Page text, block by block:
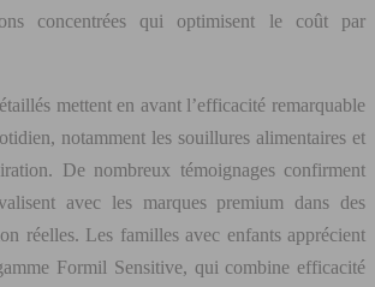
concentrées qui optimisent le coût par
mettent en avant l’efficacité remarquable
notamment les souillures alimentaires et
De nombreux témoignages confirment
avec les marques premium dans des
réelles. Les familles avec enfants apprécient
Formil Sensitive, qui combine efficacité